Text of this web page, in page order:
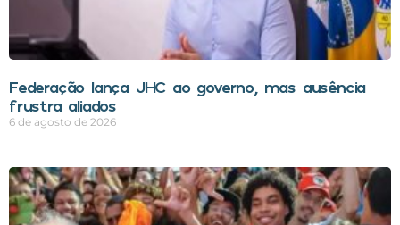
Federação lança JHC ao governo, mas ausência
frustra aliados
6 de agosto de 2026